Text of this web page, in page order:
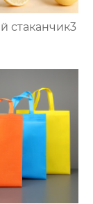
стаканчик3